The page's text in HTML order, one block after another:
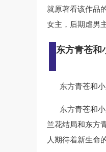
就原著看该作品
女主，后期虐男主
东方青苍和
东方青苍和
东方青苍和
兰花结局和东方
人期待着新生命